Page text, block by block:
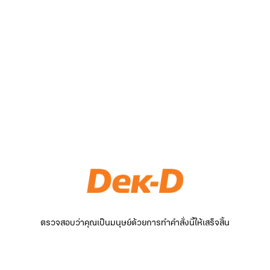
ตรวจสอบว่าคุณเป็นมนุษย์ด้วยการทำคำสั่งนี้ให้เสร็จสิ้น